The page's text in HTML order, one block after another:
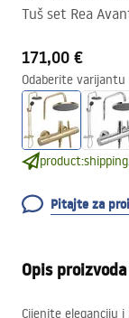
Tuš set Rea
171,00 €
Odaberite varijantu
Pitajte za
Opis proizvoda
Cijenite eleganciju